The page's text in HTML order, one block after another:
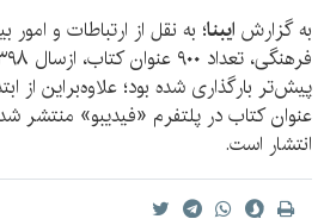
به گزارش ایبنا؛ به نقل از ارتباطات و
انتشار است.